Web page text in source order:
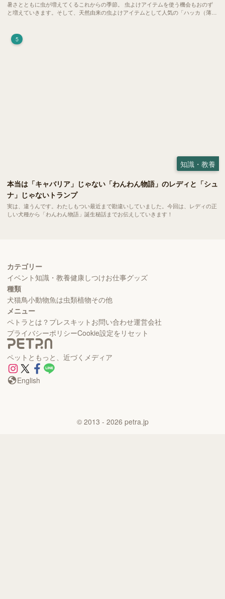
暑さとともに虫が増えてくるこれからの季節。 虫よけアイテムを使う機会もおのず
と増えていきます。そして、天然由来の虫よけアイテムとして人気の「ハッカ（薄
5
知識・教養
本当は「キャバリア」じゃない「わんわん物語」のレディと「シュ
ナ」じゃないトランプ
実は、違うんです。わたしもつい最近まで勘違いしていました。今回は、レディの正
しい犬種から「わんわん物語」誕生秘話までお伝えしていきます！
カテゴリー
イベント知識・教養健康しつけお仕事グッズ
種類
犬猫鳥小動物魚は虫類植物その他
メニュー
ペトラとは？ プレスキット お問い合わせ運営会社
プライバシーポリシーCookie設定をリセット
ペットともっと、近づくメディア
English
© 2013 - 2026 petra.jp